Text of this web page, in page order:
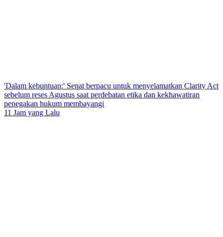
'Dalam kebuntuan:' Senat berpacu untuk menyelamatkan Clarity Act
sebelum reses Agustus saat perdebatan etika dan kekhawatiran
penegakan hukum membayangi
11 Jam yang Lalu